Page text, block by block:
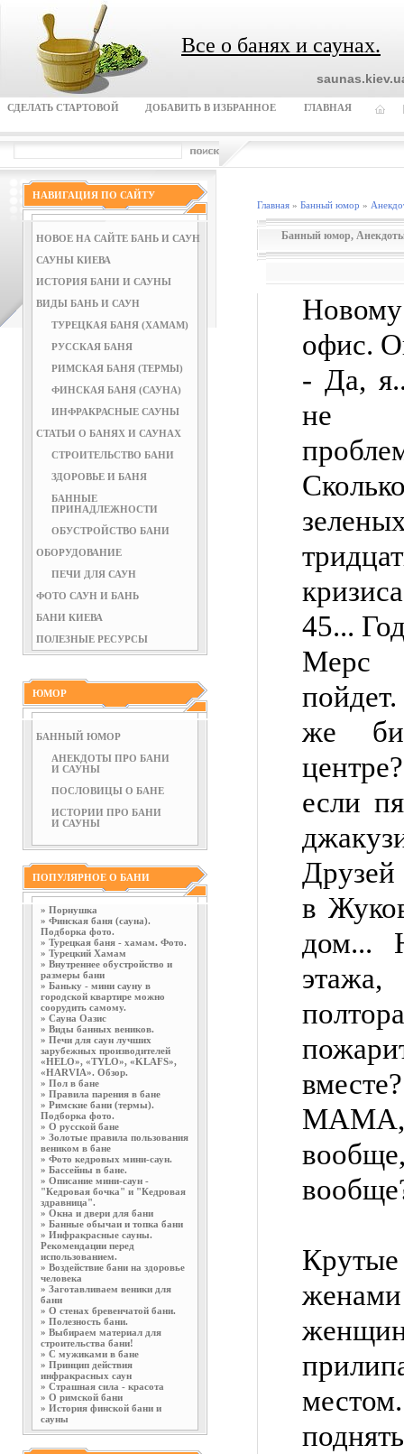
Все о банях и саунах.
СДЕЛАТЬ СТАРТОВОЙ ДОБАВИТЬ В ИЗБРАННОЕ ГЛАВНАЯ
НАВИГАЦИЯ ПО САЙТУ
НОВОЕ НА САЙТЕ БАНЬ И САУН
САУНЫ КИЕВА
ИСТОРИЯ БАНИ И САУНЫ
ВИДЫ БАНЬ И САУН
ТУРЕЦКАЯ БАНЯ (ХАМАМ)
РУССКАЯ БАНЯ
РИМСКАЯ БАНЯ (ТЕРМЫ)
ФИНСКАЯ БАНЯ (САУНА)
ИНФРАКРАСНЫЕ САУНЫ
СТАТЬИ О БАНЯХ И САУНАХ
СТРОИТЕЛЬСТВО БАНИ
ЗДОРОВЬЕ И БАНЯ
БАННЫЕ
ПРИНАДЛЕЖНОСТИ
ОБУСТРОЙСТВО БАНИ
ОБОРУДОВАНИЕ
ПЕЧИ ДЛЯ САУН
ФОТО САУН И БАНЬ
БАНИ КИЕВА
ПОЛЕЗНЫЕ РЕСУРСЫ
ЮМОР
БАННЫЙ ЮМОР
АНЕКДОТЫ ПРО БАНИ
И САУНЫ
ПОСЛОВИЦЫ О БАНЕ
ИСТОРИИ ПРО БАНИ
И САУНЫ
ПОПУЛЯРНОЕ О БАНИ
» Порнушка
» Финская баня (сауна).
Подборка фото.
» Турецкая баня - хамам. Фото.
» Турецкий Хамам
» Внутреннее обустройство и
размеры бани
» Баньку - мини сауну в
городской квартире можно
соорудить самому.
» Сауна Оазис
» Виды банных веников.
» Печи для саун лучших
зарубежных производителей
«HELO», «TYLO», «KLAFS»,
«HARVIA». Обзор.
» Пол в бане
» Правила парения в бане
» Римские бани (термы).
Подборка фото.
» О русской бане
» Золотые правила пользования
веником в бане
» Фото кедровых мини-саун.
» Бассейны в бане.
» Описание мини-саун -
"Кедровая бочка" и "Кедровая
здравница".
» Окна и двери для бани
» Банные обычаи и топка бани
» Инфракрасные сауны.
Рекомендации перед
использованием.
» Воздействие бани на здоровье
человека
» Заготавливаем веники для
бани
» О стенах бревенчатой бани.
» Полезность бани.
» Выбираем материал для
строительства бани!
» С мужиками в бане
» Принцип действия
инфракрасных саун
» Страшная сила - красота
» О римской бани
» История финской бани и
сауны
Главная » Банный юмор »
Банный юмор,
офис.
- Да,
не
45...
Мерс
же
если
в
дом...
МАМА,